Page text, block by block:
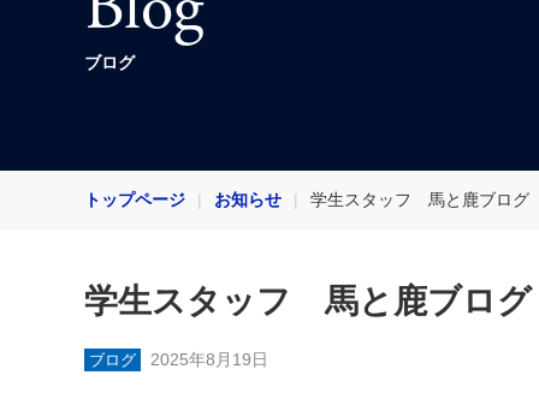
ブログ
トップページ お知らせ 学生スタッフ 馬と鹿ブログ
学生スタッフ 馬と鹿ブログ
ブログ 2025年8月19日